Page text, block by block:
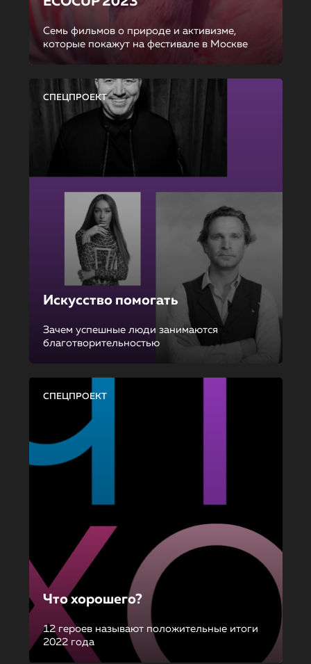
Семь фильмов о природе и активизме,
которые покажут на фестивале в Москве
СПЕЦПРОЕКТ
Искусство помогать
Зачем успешные люди занимаются
благотворительностью
СПЕЦПРОЕКТ
Что хорошего?
12 героев называют положительные итоги
2022 года